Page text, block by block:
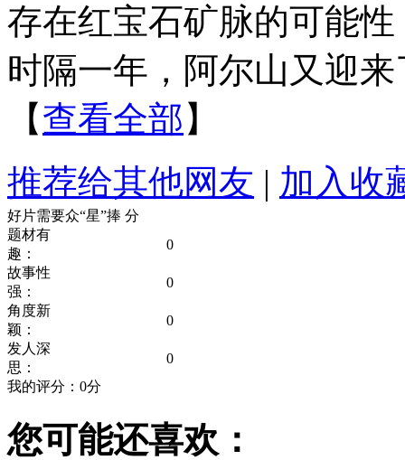
存在红宝石矿脉的可能
时隔一年，阿尔山又迎
【查看全部 】
推荐给其他网友 | 加入收
好片需要众“星”捧 分
题材有
趣：
0
故事性
强：
0
角度新
颖：
0
发人深
思：
0
我的评分： 0分
您可能还喜欢：